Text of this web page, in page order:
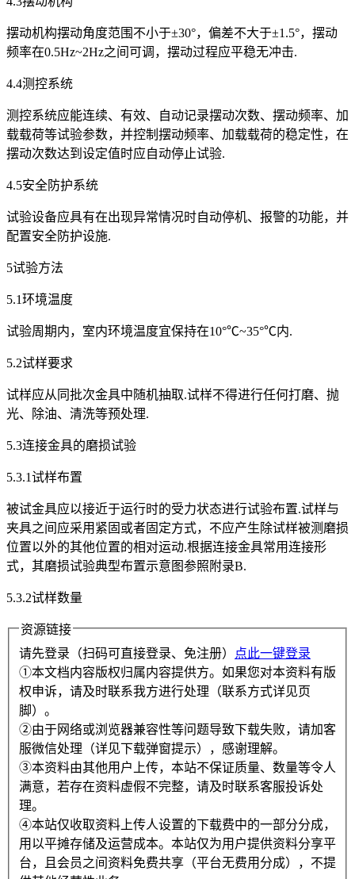
摆动机构摆动角度范围不小于±30°，偏差不大于±1.5°，摆动
频率在0.5Hz~2Hz之间可调，摆动过程应平稳无冲击.
4.4测控系统
测控系统应能连续、有效、自动记录摆动次数、摆动频率、加
载载荷等试验参数，并控制摆动频率、加载载荷的稳定性，在
摆动次数达到设定值时应自动停止试验.
4.5安全防护系统
试验设备应具有在出现异常情况时自动停机、报警的功能，并
配置安全防护设施.
5试验方法
5.1环境温度
试验周期内，室内环境温度宜保持在10°℃~35°℃内.
5.2试样要求
试样应从同批次金具中随机抽取.试样不得进行任何打磨、抛
光、除油、清洗等预处理.
5.3连接金具的磨损试验
5.3.1试样布置
被试金具应以接近于运行时的受力状态进行试验布置.试样与
夹具之间应采用紧固或者固定方式，不应产生除试样被测磨损
位置以外的其他位置的相对运动.根据连接金具常用连接形
式，其磨损试验典型布置示意图参照附录B.
5.3.2试样数量
资源链接
请先登录（扫码可直接登录、免注册）
点此一键登录
①本文档内容版权归属内容提供方。如果您对本资料有版
权申诉，请及时联系我方进行处理（联系方式详见页
脚）。
②由于网络或浏览器兼容性等问题导致下载失败，请加客
服微信处理（详见下载弹窗提示），感谢理解。
③本资料由其他用户上传，本站不保证质量、数量等令人
满意，若存在资料虚假不完整，请及时联系客服投诉处
理。
④本站仅收取资料上传人设置的下载费中的一部分分成，
用以平摊存储及运营成本。本站仅为用户提供资料分享平
台，且会员之间资料免费共享（平台无费用分成），不提